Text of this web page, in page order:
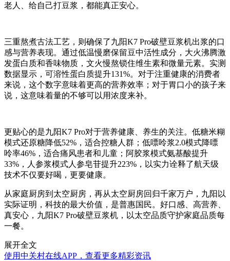
老人、给自己打豆浆，都能真正安心。
三重熬煮古法工艺，则确保了九阳K7 Pro破壁豆浆机出浆的口
感与营养表现。通过低温慢磨保留豆中活性成分，大火沸腾激
发蛋白质和香味物质，文火慢熬锁住维生素和微量元素。实测
数据显示，可溶性蛋白质提升131%。对于注重健康的消费者
来说，这个数字意味着更高的营养效率；对于胃口小的孩子来
说，这意味着量的不够可以用浓度来补。
更贴心的是九阳K7 Pro对于营养健康、养生的关注。低糖米糊
模式还原糖降低52%，适合控糖人群；低嘌呤浆2.0模式降嘌
呤率46%，适合痛风患者和儿童；阿胶浆模式氨基酸提升
33%，人参浆模式人参皂苷提升223%，以实力诠释了航天级
技术不仅要好喝，更要健康。
从家庭厨房到太空厨房，再从太空厨房回归千家万户，九阳以
实际证明，科技的最大价值，是普惠国民。好口感、高营养、
真安心，九阳K7 Pro破壁豆浆机，以太空品质守护家庭品质每
一餐。
展开全文
使用中关村在线APP，查看更多精彩资讯